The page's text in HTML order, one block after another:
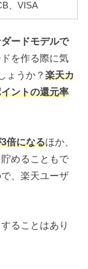
、VISA
ードモデルで
を作る際に気
ょうか？楽天カ
ントの還元率
倍になるほか、
めることもで
、楽天ユーザ
ることはあり